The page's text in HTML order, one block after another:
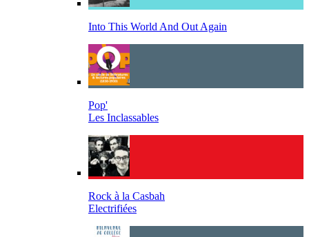
Into This World And Out Again
Pop'
Les Inclassables
Rock à la Casbah
Electrifiées